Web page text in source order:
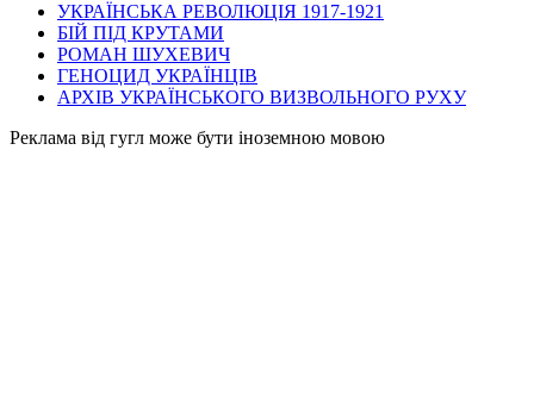
УКРАЇНСЬКА РЕВОЛЮЦІЯ 1917-1921
БІЙ ПІД КРУТАМИ
РОМАН ШУХЕВИЧ
ГЕНОЦИД УКРАЇНЦІВ
АРХІВ УКРАЇНСЬКОГО ВИЗВОЛЬНОГО РУХУ
Pеклама від гугл може бути іноземною мовою